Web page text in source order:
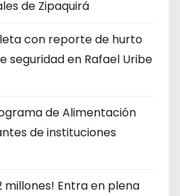
de Zipaquirá
con reporte de hurto
seguridad en Rafael Uribe
de Alimentación
de instituciones
millones! Entra en plena